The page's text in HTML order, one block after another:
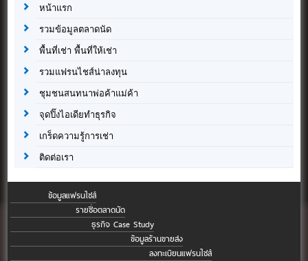
หน้าแรก
รวมข้อมูลตลาดนัด
พื้นที่เช่า พื้นที่ให้เช่า
รวมแฟรนไชส์น่าลงทุน
ชุมชนสนทนาพ่อค้าแม่ค้า
จุดปิ๊งไอเดียทำธุรกิจ
เกร็ดความรู้การเช่า
ติดต่อเรา
ข้อมูลแฟรนไชส์
รายชื่อตลาดนัด
ธุรกิจ Case Study
ข้อมูลร้านขายส่ง
ลงทะเบียนแฟรนไชส์